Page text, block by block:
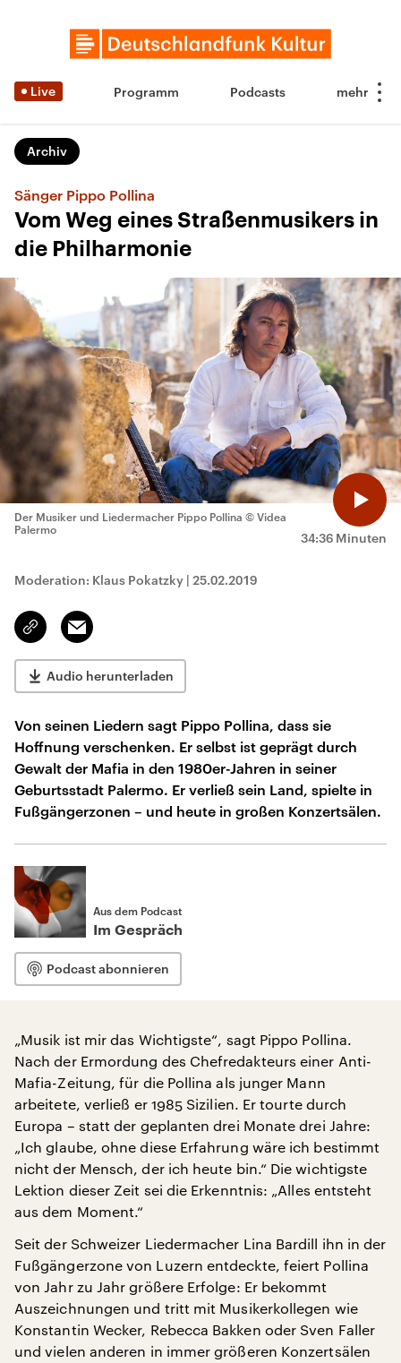
Live Programm Podcasts
Archiv
Sänger Pippo Pollina
Vom Weg eines Straßenmusikers in
die Philharmonie
34:36 Minuten
Der Musiker und Liedermacher Pippo Pollina © Videa
Palermo
Moderation: Klaus Pokatzky | 25.02.2019
Link
kopieren/teilen
Email
Audio herunterladen
Von seinen Liedern sagt Pippo Pollina, dass sie
Hoffnung verschenken. Er selbst ist geprägt durch
Gewalt der Mafia in den 1980er-Jahren in seiner
Geburtsstadt Palermo. Er verließ sein Land, spielte in
Fußgängerzonen – und heute in großen Konzertsälen.
Aus dem Podcast
Im Gespräch
Podcast abonnieren
„Musik ist mir das Wichtigste“, sagt Pippo Pollina.
Nach der Ermordung des Chefredakteurs einer Anti-
Mafia-Zeitung, für die Pollina als junger Mann
arbeitete, verließ er 1985 Sizilien. Er tourte durch
Europa – statt der geplanten drei Monate drei Jahre:
„Ich glaube, ohne diese Erfahrung wäre ich bestimmt
nicht der Mensch, der ich heute bin.“ Die wichtigste
Lektion dieser Zeit sei die Erkenntnis: „Alles entsteht
aus dem Moment.“
Seit der Schweizer Liedermacher Lina Bardill ihn in der
Fußgängerzone von Luzern entdeckte, feiert Pollina
von Jahr zu Jahr größere Erfolge: Er bekommt
Auszeichnungen und tritt mit Musikerkollegen wie
Konstantin Wecker, Rebecca Bakken oder Sven Faller
und vielen anderen in immer größeren Konzertsälen